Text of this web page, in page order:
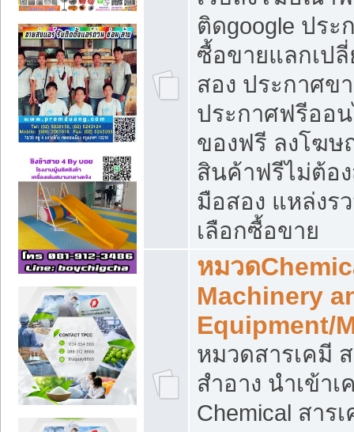
ติดgoogle ปร
ซื้อขายแลกเป
สอง ประกาศข
ประกาศฟรีออ
ของฟรี ลงโฆ
สินค้าฟรีไม่ต้อ
มือสอง แหล่งร
เลือกซื้อขาย
หมวด
Machinery
Equipment/
หมวดสารเคมี
สำอาง นำเข้
Chemical สาร